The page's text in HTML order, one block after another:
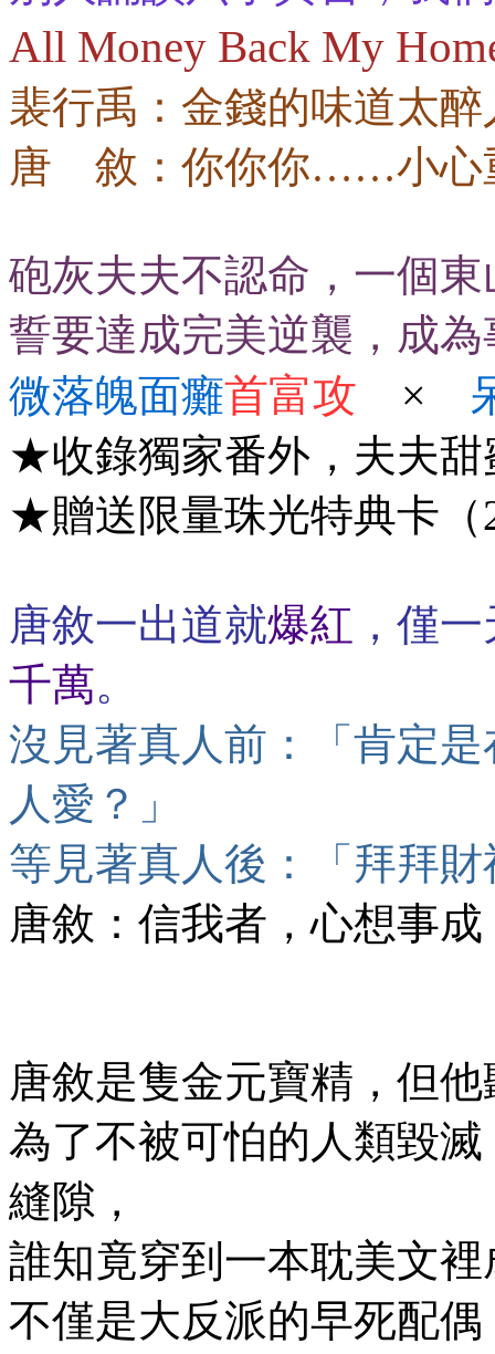
All Money Back My
裴行禹：金錢的味道太
唐 敘：你你你……小心
砲灰夫夫不認命，一個
誓要達成完美逆襲，成
微落魄面癱首富攻 ×
★收錄獨家番外，夫夫甜
★贈送限量珠光特典卡（
唐敘一出道就爆紅 ，僅
千萬。
沒見著真人前：「肯定
人愛？」
等見著真人後：「拜拜
唐敘：信我者，心想事成
唐敘是隻金元寶精，但
為了不被可怕的人類毀
縫隙，
誰知竟穿到一本耽美文
不僅是大反派的早死配